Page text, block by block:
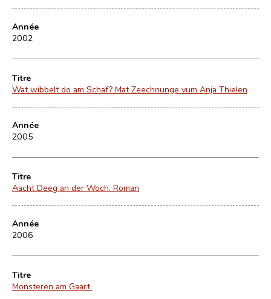
Année
2002
Titre
Wat wibbelt do am Schaf? Mat Zeechnunge vum Anja Thielen
Année
2005
Titre
Aacht Deeg an der Woch. Roman
Année
2006
Titre
Monsteren am Gaart.